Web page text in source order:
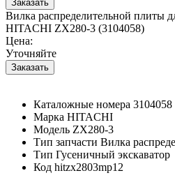
Вилка распределительной плиты
HITACHI ZX280-3 (3104058)
Цена:
Уточняйте
Каталожные номера 3104058
Марка HITACHI
Модель ZX280-3
Тип запчасти Вилка
Тип Гусеничный экскаватор
Код hitzx2803mp12